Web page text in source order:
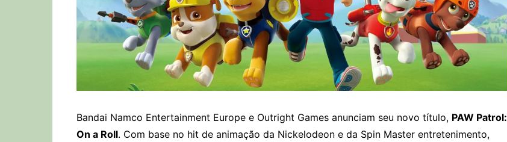
Bandai Namco Entertainment Europe e Outright Games anunciam seu novo título, PAW Patrol:
On a Roll. Com base no hit de animação da Nickelodeon e da Spin Master entretenimento,